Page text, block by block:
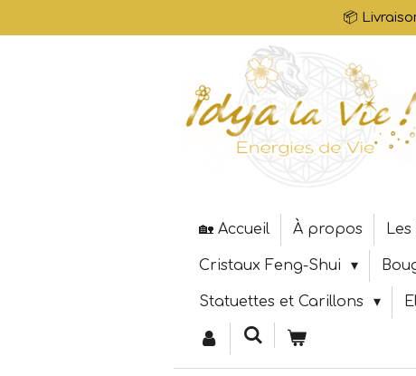
au
📦
🏡 Accueil À propos
Cristaux Feng-Shui
Statuettes et Carillons